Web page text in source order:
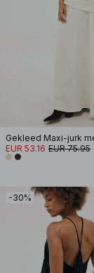
EUR 53.16 EUR 75.95
-30%